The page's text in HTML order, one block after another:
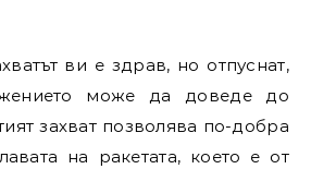
ви е здрав, но отпуснат,
може да доведе до
захват позволява по-добра
на ракетата, което е от